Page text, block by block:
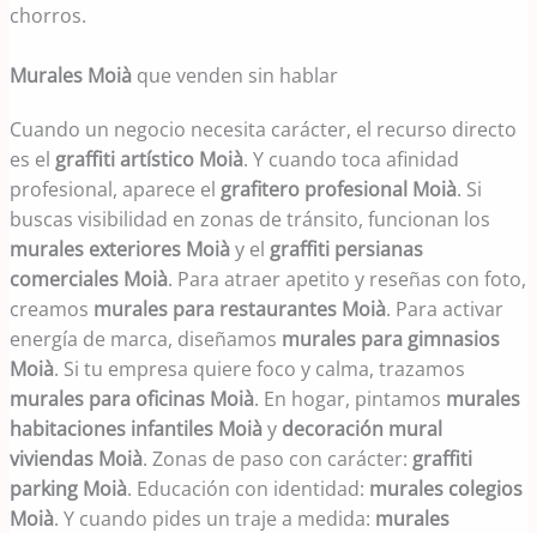
chorros.
Murales Moià que venden sin hablar
Cuando un negocio necesita carácter, el recurso directo
es el graffiti artístico Moià. Y cuando toca afinidad
profesional, aparece el grafitero profesional Moià. Si
buscas visibilidad en zonas de tránsito, funcionan los
murales exteriores Moiày el graffiti persianas
comerciales Moià. Para atraer apetito y reseñas con foto,
creamos murales para restaurantes Moià. Para activar
energía de marca, diseñamos murales para gimnasios
Moià. Si tu empresa quiere foco y calma, trazamos
murales para oficinas Moià. En hogar, pintamos murales
habitaciones infantiles Moiày decoración mural
viviendas Moià. Zonas de paso con carácter: graffiti
parking Moià. Educación con identidad: murales colegios
Moià. Y cuando pides un traje a medida: murales